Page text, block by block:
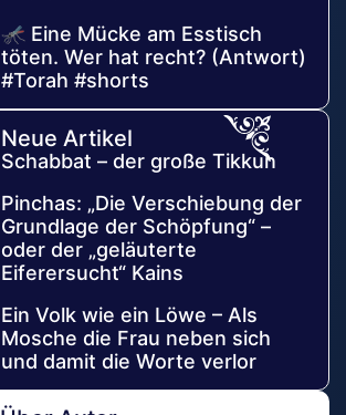
🦟 Eine Mücke am Esstisch
töten. Wer hat recht? (Antwort)
#Torah #shorts
Neue Artikel
Schabbat – der große Tikkun
Pinchas: „Die Verschiebung der
Grundlage der Schöpfung“ –
oder der „geläuterte
Eiferersucht“ Kains
Ein Volk wie ein Löwe – Als
Mosche die Frau neben sich
und damit die Worte verlor